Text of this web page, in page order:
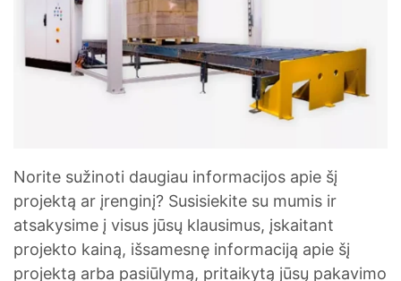
Norite sužinoti daugiau informacijos apie šį
projektą ar įrenginį? Susisiekite su mumis ir
atsakysime į visus jūsų klausimus, įskaitant
projekto kainą, išsamesnę informaciją apie šį
projektą arba pasiūlymą, pritaikytą jūsų pakavimo